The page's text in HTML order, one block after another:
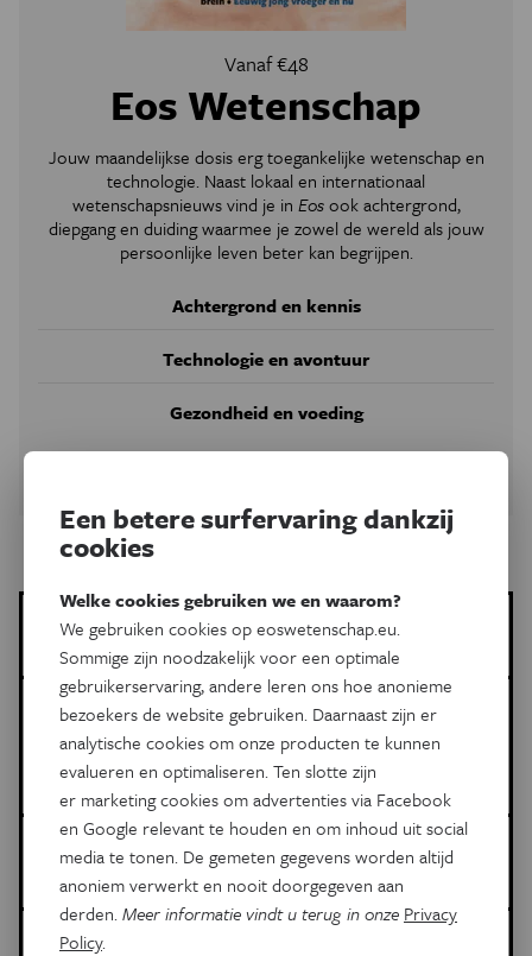
Vanaf €48
Eos Wetenschap
Jouw maandelijkse dosis erg toegankelijke wetenschap en
technologie. Naast lokaal en internationaal
wetenschapsnieuws vind je in Eosook achtergrond,
diepgang en duiding waarmee je zowel de wereld als jouw
persoonlijke leven beter kan begrijpen.
Achtergrond en kennis
Technologie en avontuur
Gezondheid en voeding
Toon Lambrechts
Meer artikels van deze auteur
Meer over de volgende onderwerpen:
Natuurwetenschappen aardbeving
Groenland
klimaatverandering
Dit is een artikel van:
Eos Wetenschap
Gepubliceerd op:
Een betere surfervaring dankzij
cookies
Welke cookies gebruiken we en waarom?
We gebruiken cookies op eoswetenschap.eu.
Sommige zijn noodzakelijk voor een optimale
gebruikerservaring, andere leren ons hoe anonieme
bezoekers de website gebruiken. Daarnaast zijn er
analytische cookies om onze producten te kunnen
evalueren en optimaliseren. Ten slotte zijn
er marketing cookies om advertenties via Facebook
en Google relevant te houden en om inhoud uit social
media te tonen. De gemeten gegevens worden altijd
anoniem verwerkt en nooit doorgegeven aan
derden.Meer informatie vindt u terug in onze Privacy
Policy.